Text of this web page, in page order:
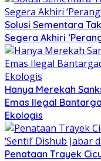
Solusi Sementara
Segera Akhiri
Hanya Merekah
Emas Ilegal
Ekologis
Penataan Trayek